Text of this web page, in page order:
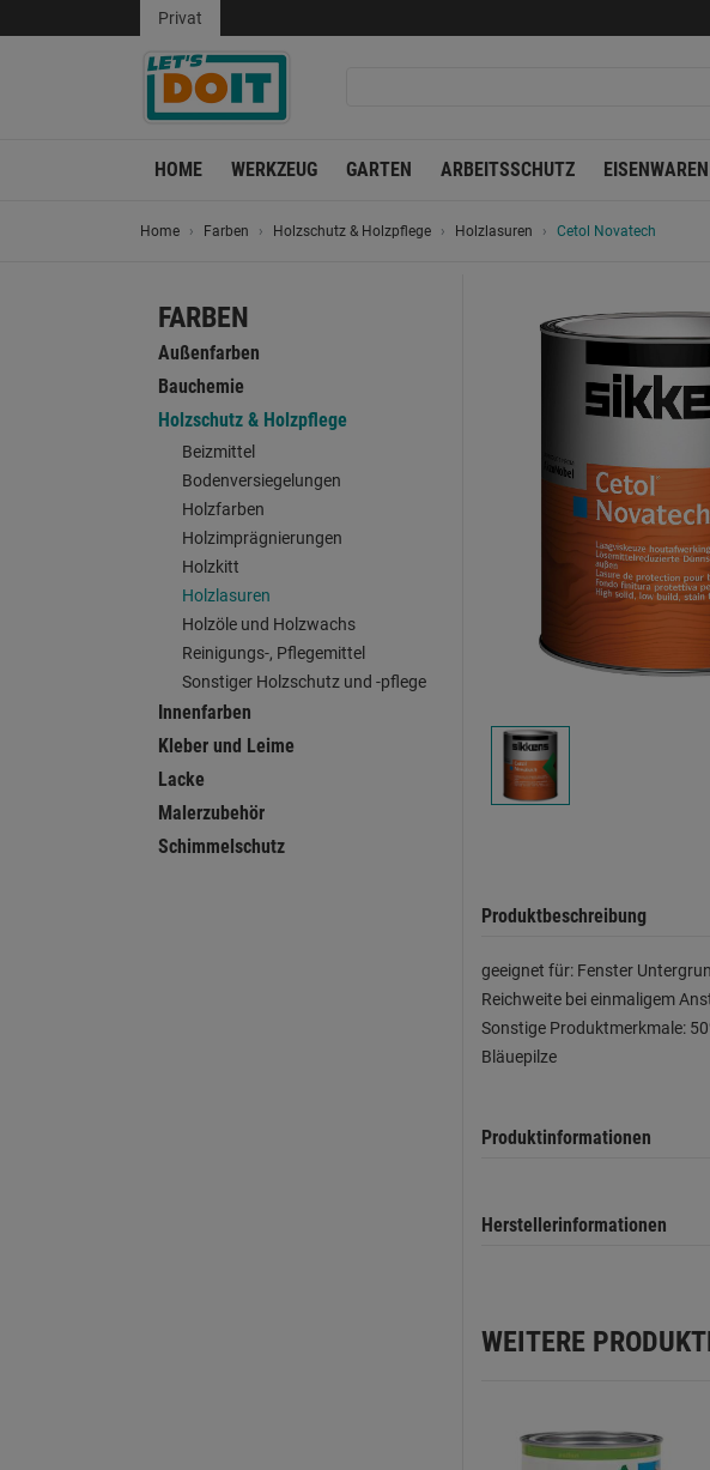
Privat
HOME WERKZEUG GARTEN ARBEITSSCHUTZ EISENWAREN
Home Farben Holzschutz & Holzpflege Holzlasuren Cetol Novatech
FARBEN
Außenfarben
Bauchemie
Holzschutz & Holzpflege
Beizmittel
Bodenversiegelungen
Holzfarben
Holzimprägnierungen
Holzkitt
Holzlasuren
Holzöle und Holzwachs
Reinigungs-, Pflegemittel
Sonstiger Holzschutz und -pflege
Innenfarben
Kleber und Leime
Lacke
Malerzubehör
Schimmelschutz
Produktbeschreibung
geeignet für: Fenster
Reichweite bei einmaligem
Sonstige Produktmerkmale:
Bläuepilze
Produktinformationen
Herstellerinformationen
WEITERE